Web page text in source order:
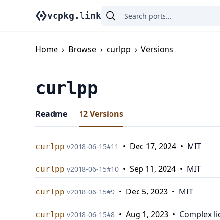
vcpkg.link
Home › Browse › curlpp › Versions
curlpp
Readme 12Versions
curlpp v2018-06-15#11 • Dec 17, 2024 • MIT
curlpp v2018-06-15#10 • Sep 11, 2024 • MIT
curlpp v2018-06-15#9 • Dec 5, 2023 • MIT
curlpp v2018-06-15#8 • Aug 1, 2023 • Complex